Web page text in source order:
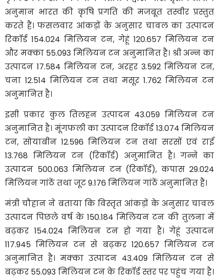
अनुमान भारत की कृषि प्रगति की मजबूत तस्वीर प्रस्तुत
करते हैं। फसलवार आंकड़ों के अनुसार चावल का उत्पादन
रिकॉर्ड 154.024 मिलियन टन, गेहूं 120.657 मिलियन टन
और मक्का 55.093 मिलियन टन अनुमानित है। श्री अन्न का
उत्पादन 17.584 मिलियन टन, अरहर 3.592 मिलियन टन,
चना 12.514 मिलियन टन तथा मसूर 1.762 मिलियन टन
अनुमानित है।
इसी प्रकार कुल तिलहन उत्पादन 43.059 मिलियन टन
अनुमानित है। मूंगफली का उत्पादन रिकॉर्ड 13.074 मिलियन
टन, सोयाबीन 12.596 मिलियन टन तथा सरसों एवं राई
13.768 मिलियन टन (रिकॉर्ड) अनुमानित है। गन्ने का
उत्पादन 500.063 मिलियन टन (रिकॉर्ड), कपास 29.024
मिलियन गांठें तथा जूट 9.176 मिलियन गांठें अनुमानित हैं।
मंत्रीचौहान ने बताया कि विस्तृत आंकड़ों के अनुसार चावल
उत्पादन पिछले वर्ष के 150.184 मिलियन टन की तुलना में
बढ़कर 154.024 मिलियन टन हो गया है। गेहूं उत्पादन
117.945 मिलियन टन से बढ़कर 120.657 मिलियन टन
अनुमानित है। मक्का उत्पादन 43.409 मिलियन टन से
बढ़कर 55.093 मिलियन टन के रिकॉर्ड स्तर पर पहुंच गया है।